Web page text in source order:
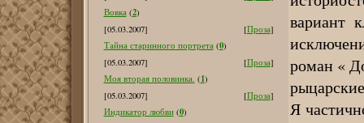
Вовка (2)
[05.03.2007]
[Проза]
Тайна старинного портрета (0)
[05.03.2007]
[Проза]
Моя вторая половинка. (1)
[05.03.2007]
[Проза]
Индикатор любви (0)
вариант
роман «
Я